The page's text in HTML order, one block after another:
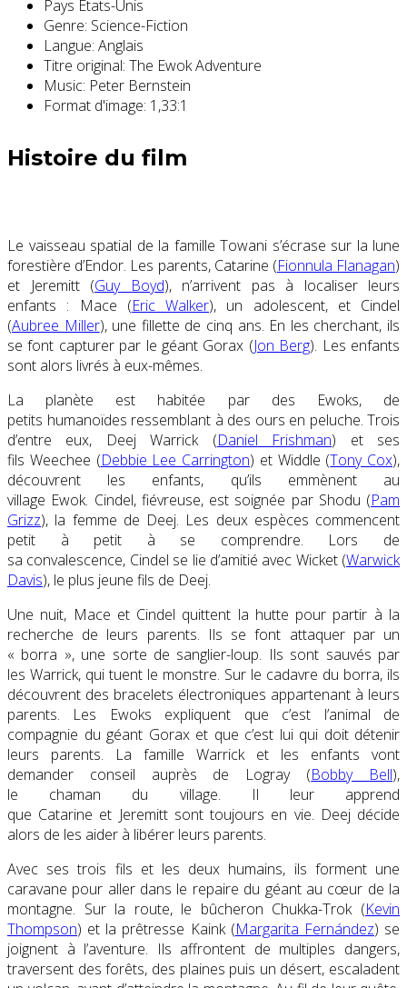
Pays États-Unis
Genre: Science-Fiction
Langue: Anglais
Titre original: The Ewok Adventure
Music: Peter Bernstein
Format d'image: 1,33:1
Histoire du film
Le vaisseau spatial de la famille Towani s’écrase sur la lune
forestière d’Endor. Les parents, Catarine (Fionnula Flanagan)
et
Jeremitt (Guy Boyd), n’arrivent pas à localiser leurs
enfants :
Mace (Eric Walker), un adolescent, et Cindel
(Aubree Miller), une fillette de cinq ans. En les cherchant, ils
se font capturer par le géant Gorax (Jon Berg). Les enfants
sont alors livrés à eux-mêmes.
La planète est habitée par des Ewoks, de
petits humanoïdes ressemblant à des ours en peluche. Trois
d’entre eux, Deej Warrick(Daniel Frishman) et ses
fils Weechee (Debbie Lee Carrington) et Widdle (Tony Cox),
découvrent les enfants, qu’ils emmènent au
village Ewok. Cindel, fiévreuse, est soignée par Shodu (Pam
Grizz), la femme de Deej. Les deux espèces commencent
petit à petit à se comprendre. Lors de
sa convalescence, Cindel se lie d’amitié avec Wicket (Warwick
Davis), le plus jeune fils de Deej.
Une nuit, Mace et Cindel quittent la hutte pour partir à la
recherche de leurs parents. Ils se font attaquer par un
« borra », une sorte de sanglier-loup. Ils sont sauvés par
les Warrick, qui tuent le monstre. Sur le cadavre du borra, ils
découvrent des bracelets électroniques appartenant à leurs
parents. Les Ewoks expliquent que c’est l’animal de
compagnie du géant Gorax et que c’est lui qui doit détenir
leurs parents. La famille Warricket les enfants vont
demander conseil auprès de Logray (Bobby Bell),
le chaman du village. Il leur apprend
que Catarine et Jeremittsont toujours en vie. Deejdécide
alors de les aider à libérer leurs parents.
Avec ses trois fils et les deux humains, ils forment une
caravane pour aller dans le repaire du géant au cœur de la
montagne. Sur la route, le bûcheron Chukka-Trok(Kevin
Thompson) et la prêtresse Kaink(Margarita Fernández) se
joignent à l’aventure. Ils affrontent de multiples dangers,
traversent des forêts, des plaines puis un désert, escaladent